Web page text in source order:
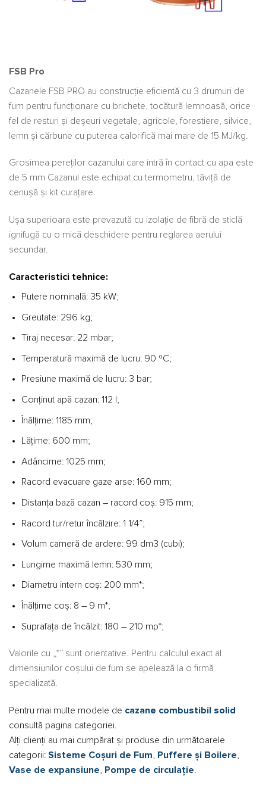
FSB Pro
Cazanele FSB PRO au construcție eficientă cu 3 drumuri de
fum pentru funcționare cu brichete, tocătură lemnoasă, orice
fel de resturi și deșeuri vegetale, agricole, forestiere, silvice,
lemn și cărbune cu puterea calorifică mai mare de 15 MJ/kg.
Grosimea pereților cazanului care intră în contact cu apa este
de 5 mm Cazanul este echipat cu termometru, tăviță de
cenușă și kit curațare.
Ușa superioara este prevazută cu izolație de fibră de sticlă
ignifugă cu o mică deschidere pentru reglarea aerului
secundar.
Caracteristici tehnice:
Putere nominală: 35 kW;
Greutate: 296 kg;
Tiraj necesar: 22 mbar;
Temperatură maximă de lucru: 90 ºC;
Presiune maximă de lucru: 3 bar;
Conținut apă cazan: 112 l;
Înălțime: 1185 mm;
Lățime: 600 mm;
Adâncime: 1025 mm;
Racord evacuare gaze arse: 160 mm;
Distanța bază cazan – racord coș: 915 mm;
Racord tur/retur încălzire: 1 1/4”;
Volum cameră de ardere: 99 dm3 (cubi);
Lungime maximă lemn: 530 mm;
Diametru intern coș: 200 mm*;
Înălțime coș: 8 – 9 m*;
Suprafața de încălzit: 180 – 210 mp*;
Valorile cu „*” sunt orientative. Pentru calculul exact al
dimensiunilor coșului de fum se apelează la o firmă
specializată.
Pentru mai multe modele de cazane combustibil solid
consultă pagina categoriei.
Alți clienți au mai cumpărat și produse din următoarele
categorii: Sisteme Coșuri de Fum Puffere și Boilere
Vase de expansiune
Pompe de circulație